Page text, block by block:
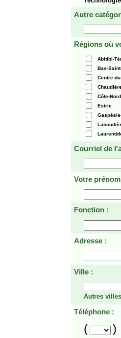
Autre
Régions où
Abitibi-
Bas-
Centre
Côte-Nord
Estrie
Courriel de
Votre
Fonction :
Adresse :
Ville :
Autres
Téléphone :
( )